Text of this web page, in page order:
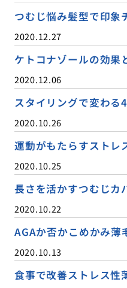
つむじ悩み髪型で印象
2020.12.27
ケトコナゾールの効果
2020.12.06
スタイリングで変わる
2020.10.26
運動がもたらすストレ
2020.10.25
長さを活かすつむじカ
2020.10.22
AGAか否かこめかみ薄
2020.10.13
食事で改善ストレス性